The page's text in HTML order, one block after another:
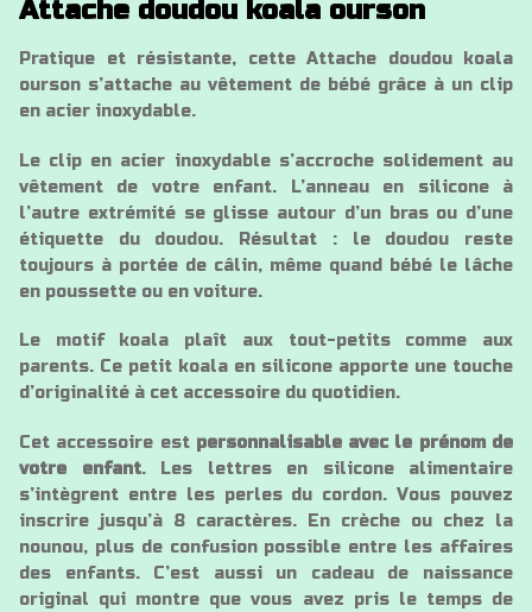
Attache doudou koala ourson
Pratique et résistante, cette Attache doudou koala
ourson s’attache au vêtement de bébé grâce à un clip
en acier inoxydable.
Le clip en acier inoxydable s’accroche solidement au
vêtement de votre enfant. L’anneau en silicone à
l’autre extrémité se glisse autour d’un bras ou d’une
étiquette du doudou. Résultat : le doudou reste
toujours à portée de câlin, même quand bébé le lâche
en poussette ou en voiture.
Le motif koala plaît aux tout-petits comme aux
parents. Ce petit koala en silicone apporte une touche
d’originalité à cet accessoire du quotidien.
Cet accessoire est personnalisable avec le prénom de
votre enfant. Les lettres en silicone alimentaire
s’intègrent entre les perles du cordon. Vous pouvez
inscrire jusqu’à 8 caractères. En crèche ou chez la
nounou, plus de confusion possible entre les affaires
des enfants. C’est aussi un cadeau de naissance
original qui montre que vous avez pris le temps de